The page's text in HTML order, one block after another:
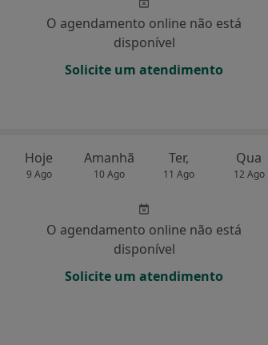
O agendamento online não está
disponível
Solicite um atendimento
Hoje
9 Ago
Amanhã
10 Ago
Ter,
11 Ago
Qua
12 Ago
O agendamento online não está
disponível
Solicite um atendimento